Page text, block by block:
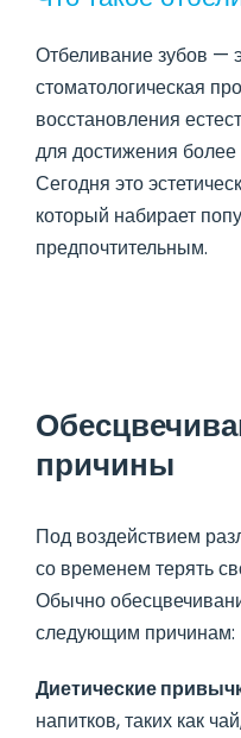
Отбеливание зубов —
стоматологическая
восстановления
для достижения
Сегодня это
который набирает
предпочтительным.
причины
Под воздействием
со временем терять
Обычно
следующим причинам:
Диетические
напитков, таких как